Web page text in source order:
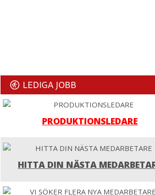
LEDIGA JOBB
PRODUKTIONSLEDARE
HITTA DIN NÄSTA